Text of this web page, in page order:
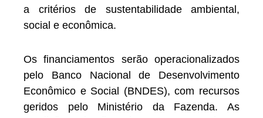
a critérios de sustentabilidade ambiental,
social e econômica.
Os financiamentos serão operacionalizados
pelo Banco Nacional de Desenvolvimento
Econômico e Social (BNDES), com recursos
geridos pelo Ministério da Fazenda. As